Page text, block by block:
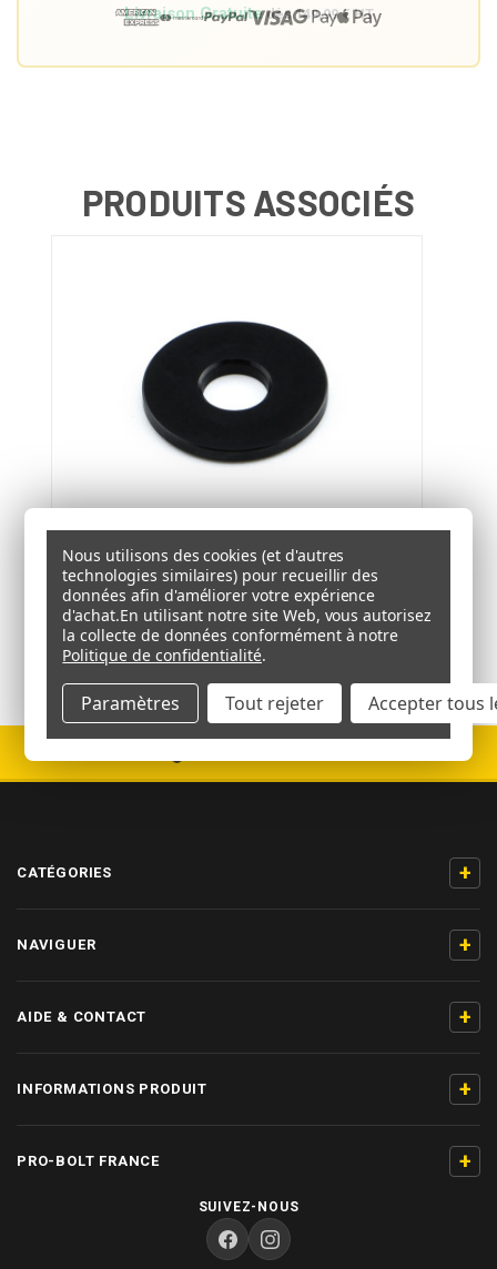
Livraison Gratuitedès 149,99 € HT
PRODUITS ASSOCIÉS
Rondelle Aluminium M6 (18mm Diamètre Extérieur)
€1.39
( T.V.A. incluse) €1.16
(T.V.A. non comprise)
CATÉGORIES +
NAVIGUER +
AIDE & CONTACT +
INFORMATIONS PRODUIT +
PRO-BOLT FRANCE +
SUIVEZ-NOUS
Nous utilisons des cookies (et d'autres
technologies similaires) pour recueillir des
données afin d'améliorer votre expérience
d'achat.En utilisant notre site Web, vous autorisez
la collecte de données conformément à notre
Politique de confidentialité.
Paramètres Tout rejeter Accepter tous